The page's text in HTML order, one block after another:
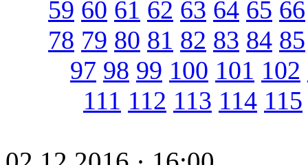
59 60 61 62 63 64 65 66
78 79 80 81 82 83 84 85
97 98 99 100 101 102
111 112 113 114 115